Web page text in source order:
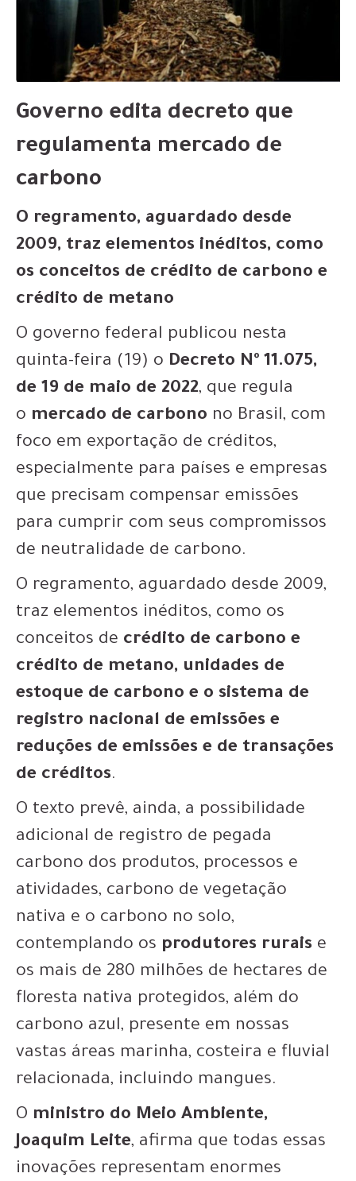
Governo edita decreto que
regulamenta mercado de
carbono
O regramento, aguardado desde
2009, traz elementos inéditos, como
os conceitos de crédito de carbono e
crédito de metano
O governo federal publicou nesta
quinta-feira (19) o Decreto Nº 11.075,
de 19 de maio de 2022, que regula
o mercado de carbono no Brasil, com
foco em exportação de créditos,
especialmente para países e empresas
que precisam compensar emissões
para cumprir com seus compromissos
de neutralidade de carbono.
O regramento, aguardado desde 2009,
traz elementos inéditos, como os
conceitos de crédito de carbono e
crédito de metano, unidades de
estoque de carbono e o sistema de
registro nacional de emissões e
reduções de emissões e de transações
de créditos.
O texto prevê, ainda, a possibilidade
adicional de registro de pegada
carbono dos produtos, processos e
atividades, carbono de vegetação
nativa e o carbono no solo,
contemplando os produtores rurais e
os mais de 280 milhões de hectares de
floresta nativa protegidos, além do
carbono azul, presente em nossas
vastas áreas marinha, costeira e fluvial
relacionada, incluindo mangues.
O ministro do Meio Ambiente,
Joaquim Leite, afirma que todas essas
inovações representam enormes